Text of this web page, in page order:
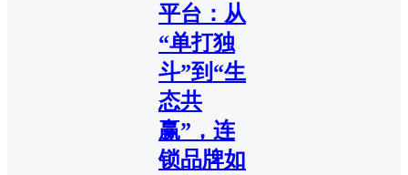
平台：从
“单打独
斗”到“生
态共
赢”，连
锁品牌如